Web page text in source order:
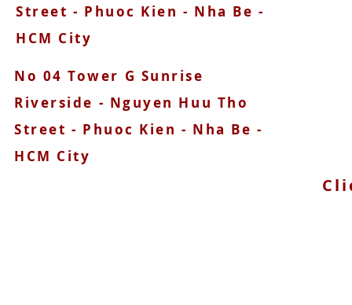
No 04 Tower G Sunrise
Riverside - Nguyen Huu Tho
Street - Phuoc Kien - Nha Be -
HCM City
Street - Phuoc Kien - Nha Be -
HCM City